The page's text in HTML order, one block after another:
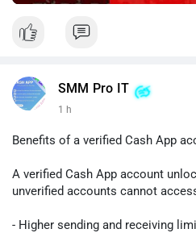
SMM Pro IT
1 h
Benefits of a verified Cash App
A verified Cash App account
unverified accounts cannot
- Higher sending and receiving